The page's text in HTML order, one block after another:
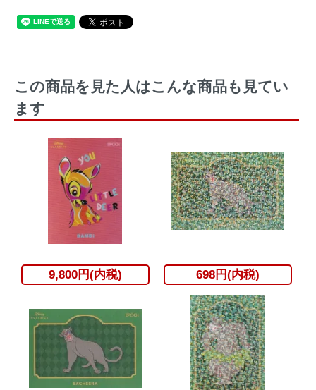
この商品を見た人はこんな商品も見てい
ます
9,800円(内税) 698円(内税)